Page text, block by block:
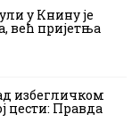
у Книну је
већ пријетња
избегличком
цести: Правда